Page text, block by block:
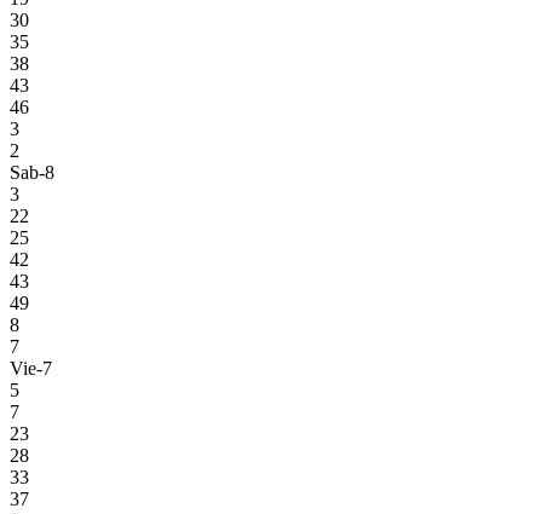
30
35
38
43
46
3
2
Sab-8
3
22
25
42
43
49
8
7
Vie-7
5
7
23
28
33
37